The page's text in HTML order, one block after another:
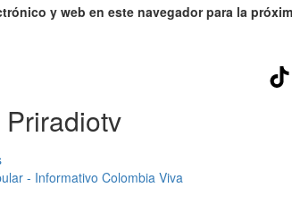
y web en este navegador para la
Priradiotv
- Informativo Colombia Viva